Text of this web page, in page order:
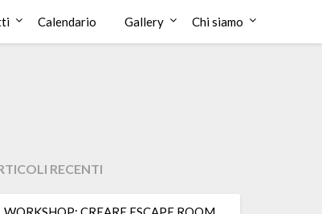
Calendario Gallery Chi siamo
RECENTI